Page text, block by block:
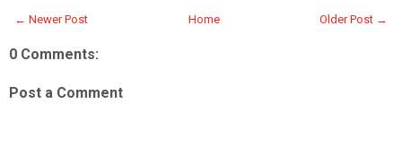
← Newer Post Older Post →
Home
0 Comments:
Post a Comment